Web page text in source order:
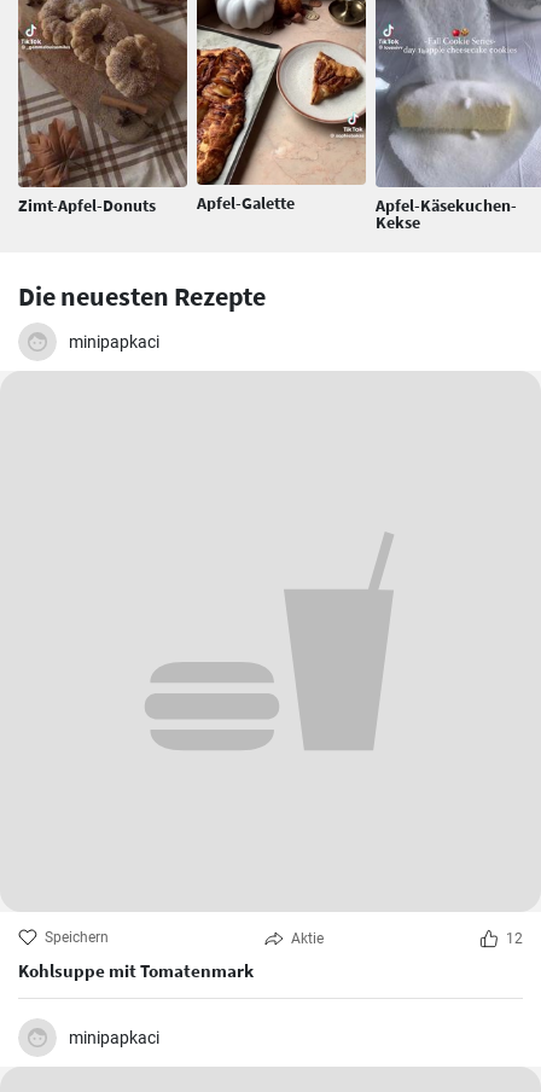
Zimt-Apfel-Donuts Apfel-Galette Apfel-Käsekuchen-
Kekse
Die neuesten Rezepte
minipapkaci
Speichern Aktie 12
Kohlsuppe mit Tomatenmark
minipapkaci